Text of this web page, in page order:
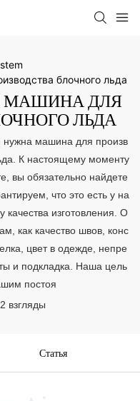
блочного льда
ДЛЯ
ЛЬДА
нужна машина для произв
К настоящему моменту
вы обязательно найдете
что это есть у на
изготовления. О
как качество швов, конс
цвет в одежде, непре
и подкладка. Наша цель
постоя
взгляды
Статья